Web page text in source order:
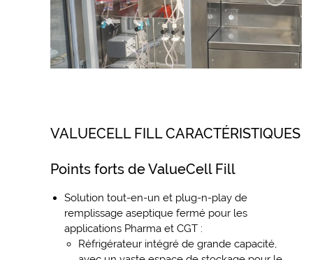
VALUECELL FILL CARACTÉRISTIQUES
Points forts de ValueCell Fill
Solution tout-en-un et plug-n-play de
remplissage aseptique fermé pour les
applications Pharma et CGT :
Réfrigérateur intégré de grande capacité,